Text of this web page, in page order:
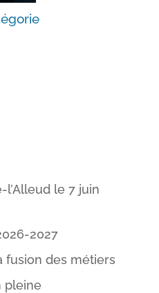
l’Alleud le 7 juin
2027
fusion des métiers
pleine